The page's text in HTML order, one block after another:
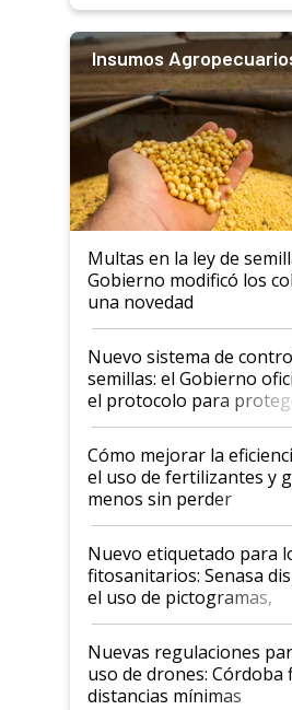
Insumos
Multas en la ley de
Gobierno modificó los
una novedad
Nuevo sistema de
semillas: el Gobierno
el protocolo para
propiedad intelectual
Cómo mejorar la
el uso de fertilizantes y
menos sin perder
productividad en la
fina
Nuevo etiquetado para
fitosanitarios: Senasa
el uso de pictogramas,
palabras de advertencia
indicaciones
Nuevas regulaciones
uso de drones: Córdoba
distancias mínimas